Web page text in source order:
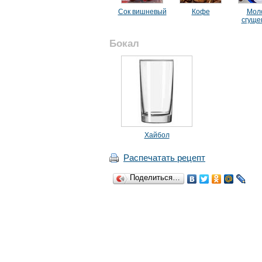
Сок вишневый Кофе
Бокал
Хайбол
Распечатать рецепт
Поделиться…